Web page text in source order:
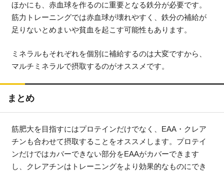
ほかにも、赤血球を作るのに重要となる鉄分が必要です。
筋力トレーニングでは赤血球が壊れやすく、鉄分の補給が
足りないとめまいや貧血を起こす可能性もあります。
ミネラルもそれぞれを個別に補給するのは大変ですから、
マルチミネラルで摂取するのがオススメです。
まとめ
筋肥大を目指すにはプロテインだけでなく、EAA・クレア
チンも合わせて摂取することをオススメします。プロテイ
ンだけではカバーできない部分をEAAがカバーできます
し、クレアチンはトレーニングをより効果的なものにでき